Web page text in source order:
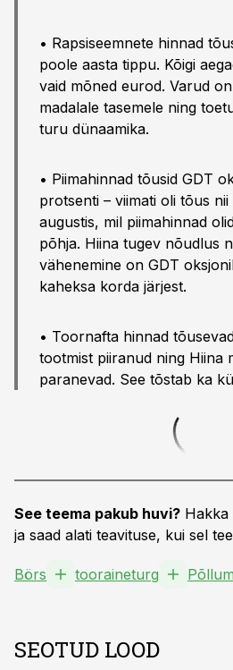
• Rapsiseemnete hinnad
poole aasta tippu. Kõigi
vaid mõned eurod. Varud
madalale tasemele ning
turu dünaamika.
• Piimahinnad tõusid GDT
protsenti – viimati oli tõus
augustis, mil piimahinnad
põhja. Hiina tugev nõudlus
vähenemine on GDT
kaheksa korda järjest.
• Toornafta hinnad
tootmist piiranud ning Hiina
paranevad. See tõstab ka
See teema pakub huvi? Hakka
ja saad alati teavituse, kui sel
Börs tooraineturg
SEOTUD LOOD